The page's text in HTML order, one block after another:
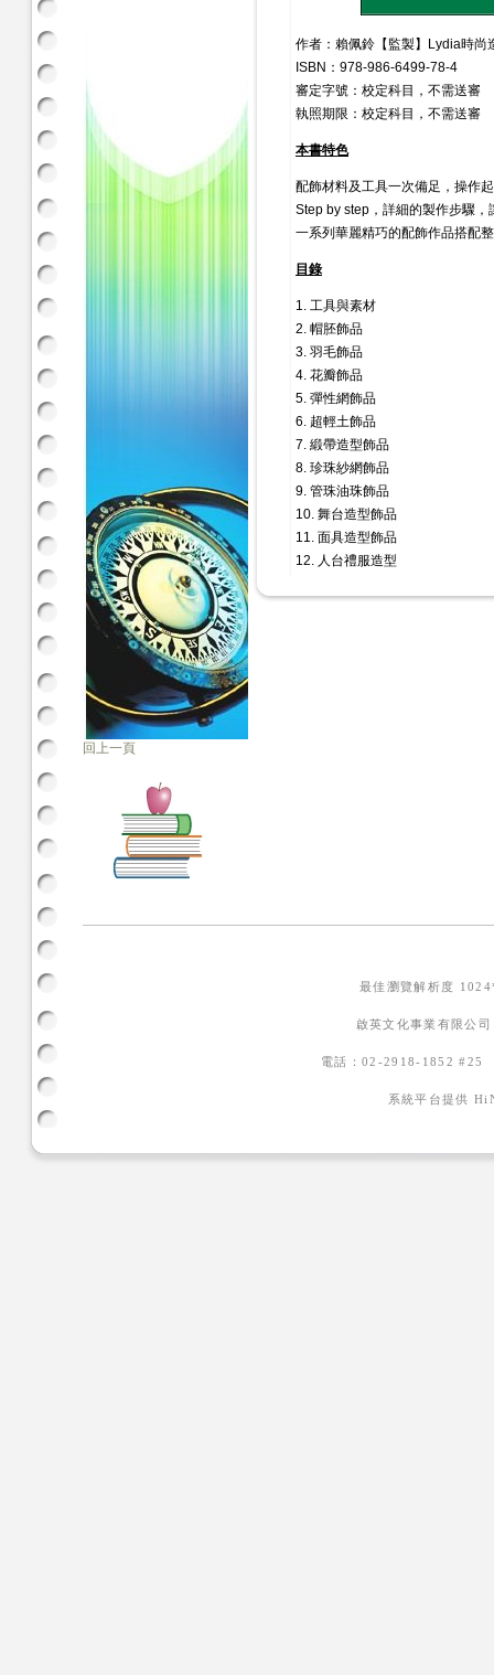
回上一頁
作者：賴佩鈴【監製】Lydia時尚
ISBN：978-986-6499-78-4
審定字號：校定科目，不需送審
執照期限：校定科目，不需送審
本書特色
配飾材料及工具一次備足，操作
Step by step，詳細的製作步驟，
一系列華麗精巧的配飾作品搭配
目錄
1. 工具與素材
2. 帽胚飾品
3. 羽毛飾品
4. 花瓣飾品
5. 彈性網飾品
6. 超輕土飾品
7. 緞帶造型飾品
8. 珍珠紗網飾品
9. 管珠油珠飾品
10. 舞台造型飾品
11. 面具造型飾品
12. 人台禮服造型
最佳瀏覽解析度
啟英文化事業有限公
電話：02-2918-1852
系統平台提供